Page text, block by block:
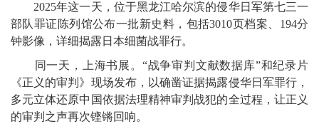
2025年这一天，位于黑龙江哈尔滨的侵华日军第七三一
部队罪证陈列馆公布一批新史料，包括3010页档案、194分
钟影像，详细揭露日本细菌战罪行。
同一天，上海书展。“战争审判文献数据库”和纪录片
《正义的审判》现场发布，以确凿证据揭露侵华日军罪行，
多元立体还原中国依据法理精神审判战犯的全过程，让正义
的审判之声再次铿锵回响。